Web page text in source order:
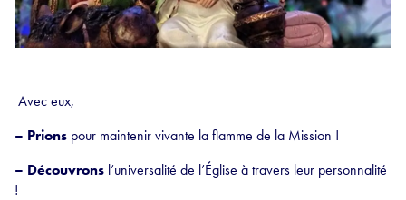
Avec eux,
– Prions pour maintenir vivante la flamme de la Mission !
– Découvrons l’universalité de l’Église à travers leur personnalité
!